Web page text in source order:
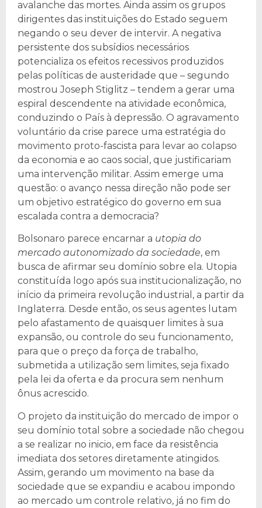
avalanche das mortes. Ainda assim os grupos
dirigentes das instituições do Estado seguem
negando o seu dever de intervir. A negativa
persistente dos subsídios necessários
potencializa os efeitos recessivos produzidos
pelas políticas de austeridade que – segundo
mostrou Joseph Stiglitz – tendem a gerar uma
espiral descendente na atividade econômica,
conduzindo o País à depressão. O agravamento
voluntário da crise parece uma estratégia do
movimento proto-fascista para levar ao colapso
da economia e ao caos social, que justificariam
uma intervenção militar. Assim emerge uma
questão: o avanço nessa direção não pode ser
um objetivo estratégico do governo em sua
escalada contra a democracia?
Bolsonaro parece encarnar a utopia do
mercado autonomizado da sociedade, em
busca de afirmar seu domínio sobre ela. Utopia
constituída logo após sua institucionalização, no
início da primeira revolução industrial, a partir da
Inglaterra. Desde então, os seus agentes lutam
pelo afastamento de quaisquer limites à sua
expansão, ou controle do seu funcionamento,
para que o preço da força de trabalho,
submetida a utilização sem limites, seja fixado
pela lei da oferta e da procura sem nenhum
ônus acrescido.
O projeto da instituição do mercado de impor o
seu domínio total sobre a sociedade não chegou
a se realizar no inicio, em face da resistência
imediata dos setores diretamente atingidos.
Assim, gerando um movimento na base da
sociedade que se expandiu e acabou impondo
ao mercado um controle relativo, já no fim do